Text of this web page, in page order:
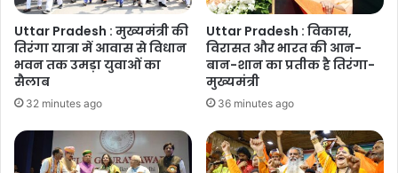
Uttar Pradesh : मुख्यमंत्री की
तिरंगा यात्रा में आवास से विधान
भवन तक उमड़ा युवाओं का
सैलाब
32 minutes ago
Uttar Pradesh : विकास,
विरासत और भारत की आन-
बान-शान का प्रतीक है तिरंगा-
मुख्यमंत्री
36 minutes ago